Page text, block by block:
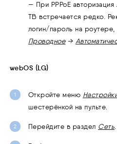
— При PPPoE
ТВ встречается редко.
логин/пароль на роутере,
Проводное→
webOS (LG)
Откройте меню
шестерёнкой на пульте.
Перейдите в раздел Сеть.